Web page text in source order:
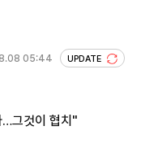
05:44 UPDATE
그것이 협치"